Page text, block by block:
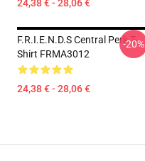
24,38 € - 28,06 €
F.R.I.E.N.D.S Central Perk T-
Shirt FRMA3012
24,38 € - 28,06 €
-20%